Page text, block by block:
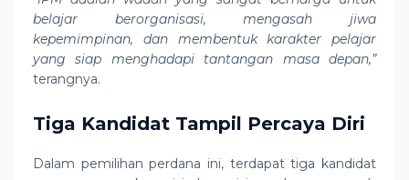
belajar berorganisasi, mengasah jiwa
kepemimpinan, dan membentuk karakter pelajar
yang siap menghadapi tantangan masa depan,”
terangnya.
Tiga Kandidat Tampil Percaya Diri
Dalam pemilihan perdana ini, terdapat tiga kandidat